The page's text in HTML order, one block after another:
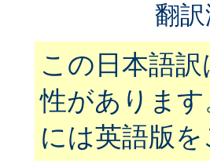
翻
この日本語
性がありま
には英語版